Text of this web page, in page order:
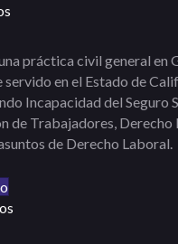
práctica civil general en
en el Estado de
Incapacidad del Seguro
de Trabajadores, Derecho
de Derecho Laboral.